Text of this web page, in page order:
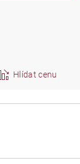
Hlídat cenu